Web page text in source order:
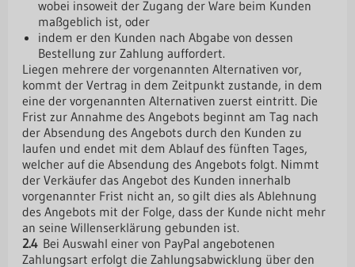
wobei insoweit der Zugang der Ware beim Kunden
maßgeblich ist, oder
indem er den Kunden nach Abgabe von dessen
Bestellung zur Zahlung auffordert.
Liegen mehrere der vorgenannten Alternativen vor,
kommt der Vertrag in dem Zeitpunkt zustande, in dem
eine der vorgenannten Alternativen zuerst eintritt. Die
Frist zur Annahme des Angebots beginnt am Tag nach
der Absendung des Angebots durch den Kunden zu
laufen und endet mit dem Ablauf des fünften Tages,
welcher auf die Absendung des Angebots folgt. Nimmt
der Verkäufer das Angebot des Kunden innerhalb
vorgenannter Frist nicht an, so gilt dies als Ablehnung
des Angebots mit der Folge, dass der Kunde nicht mehr
an seine Willenserklärung gebunden ist.
2.4 Bei Auswahl einer von PayPal angebotenen
Zahlungsart erfolgt die Zahlungsabwicklung über den